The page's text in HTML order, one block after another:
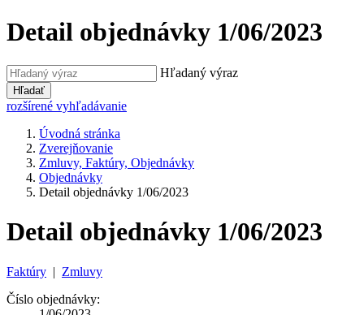
Detail objednávky 1/06/2023
Hľadaný výraz
Hľadať
rozšírené vyhľadávanie
Úvodná stránka
Zverejňovanie
Zmluvy, Faktúry, Objednávky
Objednávky
Detail objednávky 1/06/2023
Detail objednávky 1/06/2023
Faktúry | Zmluvy
Číslo objednávky: